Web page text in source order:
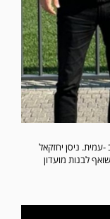
ניסן יחזקאל
לבנות מועדון